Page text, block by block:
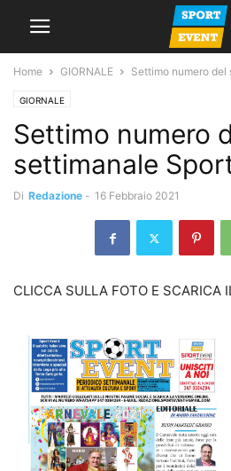
Home GIORNALE Settimo numero
GIORNALE
Settimo numero
settimanale
Di Redazione - 16 Febbraio 2021
CLICCA SULLA FOTO E SCARICA